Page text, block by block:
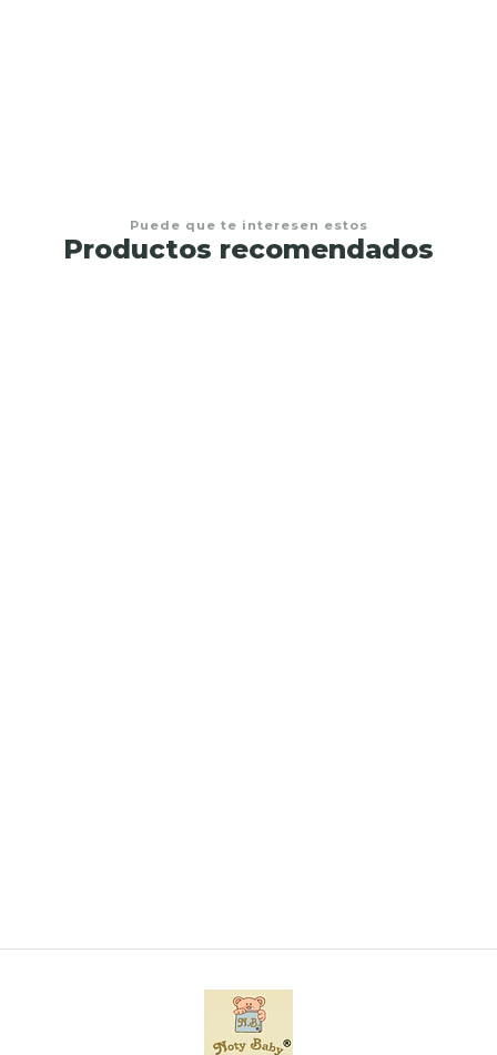
Puede que te interesen estos
Productos recomendados